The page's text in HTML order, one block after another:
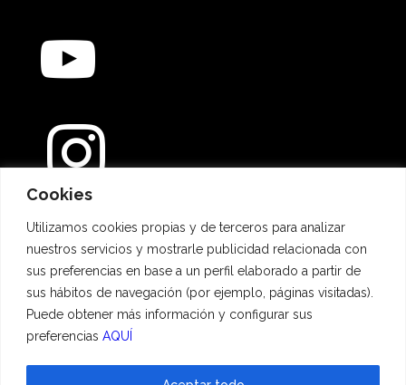
Cookies
Utilizamos cookies propias y de terceros para analizar
nuestros servicios y mostrarle publicidad relacionada con
sus preferencias en base a un perfil elaborado a partir de
sus hábitos de navegación (por ejemplo, páginas visitadas).
Puede obtener más información y configurar sus
preferencias AQUÍ
Métodos de pago